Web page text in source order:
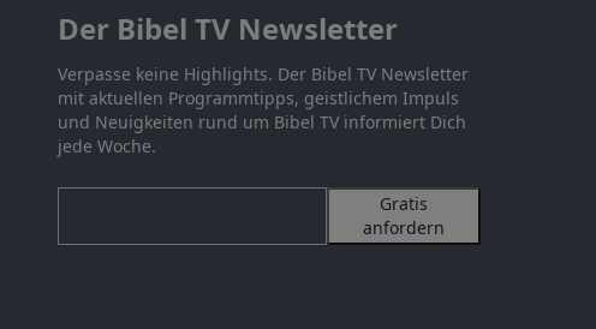
Der Bibel TV Newsletter
Verpasse keine Highlights. Der Bibel TV Newsletter
mit aktuellen Programmtipps, geistlichem Impuls
und Neuigkeiten rund um Bibel TV informiert Dich
jede Woche.
Gratis
anfordern